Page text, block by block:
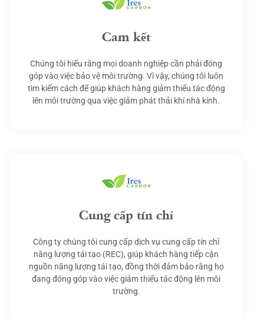
Cam kết
Chúng tôi hiểu rằng mọi doanh nghiệp cần phải đóng
góp vào việc bảo vệ môi trường. Vì vậy, chúng tôi luôn
tìm kiếm cách để giúp khách hàng giảm thiểu tác động
lên môi trường qua việc giảm phát thải khí nhà kính.
Cung cấp tín chỉ
Công ty chúng tôi cung cấp dịch vụ cung cấp tín chỉ
năng lượng tái tạo (REC), giúp khách hàng tiếp cận
nguồn năng lượng tái tạo, đồng thời đảm bảo rằng họ
đang đóng góp vào việc giảm thiểu tác động lên môi
trường.